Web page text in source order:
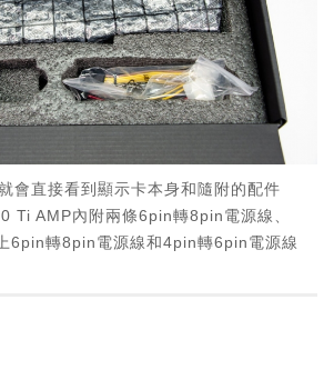
會直接看到顯示卡本身和隨附的配件
Ti AMP內附兩條6pin轉8pin電源線、
6pin轉8pin電源線和4pin轉6pin電源線